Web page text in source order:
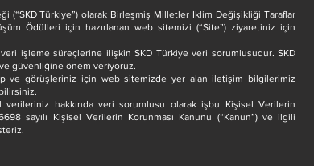
(“SKD Türkiye”) olarak Birleşmiş Milletler İklim Değişikliği Taraflar
Ödülleri için hazırlanan web sitemizi (“Site”) ziyaretiniz için
işleme süreçlerine ilişkin SKD Türkiye veri sorumlusudur. SKD
güvenliğine önem veriyoruz.
ve görüşleriniz için web sitemizde yer alan iletişim bilgilerimiz
hakkında veri sorumlusu olarak işbu Kişisel Verilerin
sayılı Kişisel Verilerin Korunması Kanunu (“Kanun”) ve ilgili